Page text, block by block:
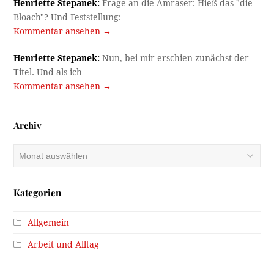
Henriette Stepanek: Frage an die Amraser: Hieß das "die
Bloach"? Und Feststellung:…
Kommentar ansehen →
Henriette Stepanek: Nun, bei mir erschien zunächst der
Titel. Und als ich…
Kommentar ansehen →
Archiv
Kategorien
Allgemein
Arbeit und Alltag